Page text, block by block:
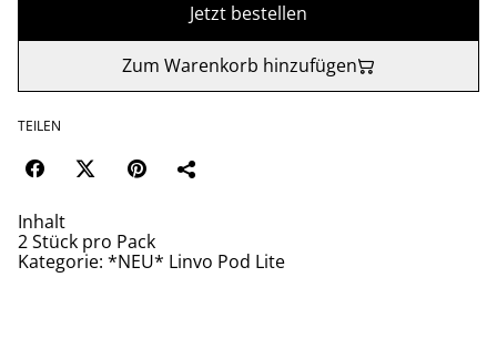
Jetzt bestellen
Zum Warenkorb hinzufügen
TEILEN
Inhalt
2 Stück pro Pack
Kategorie: *NEU* Linvo Pod Lite